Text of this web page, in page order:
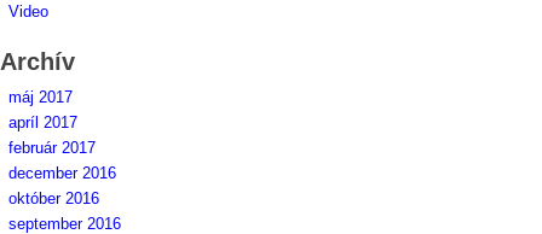
Video
Archív
máj 2017
apríl 2017
február 2017
december 2016
október 2016
september 2016